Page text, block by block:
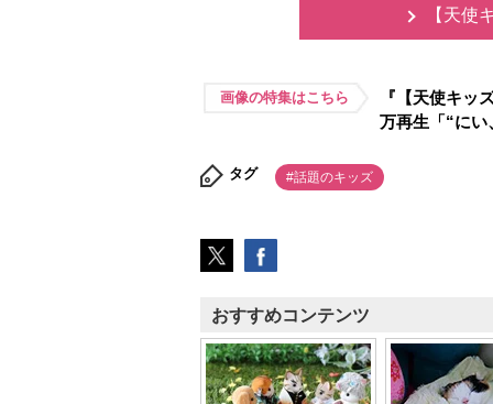
【天使
画像の特集はこちら
『【天使キッ
万再生「“にい
タグ #話題のキッズ
おすすめコンテンツ